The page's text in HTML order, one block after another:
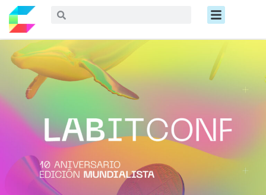
contenido
Buscar Menú